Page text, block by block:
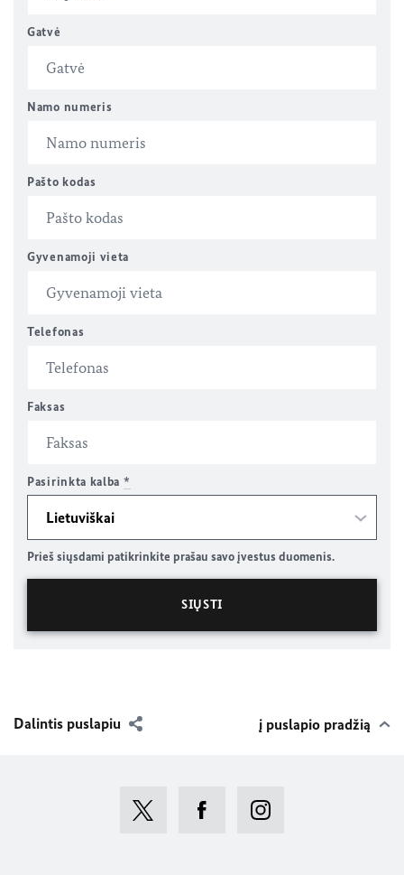
Gatvė
Namo numeris
Pašto kodas
Gyvenamoji vieta
Telefonas
Faksas
Pasirinkta kalba *
Prieš siųsdami patikrinkite prašau savo įvestus duomenis.
Dalintis puslapiu į puslapio pradžią